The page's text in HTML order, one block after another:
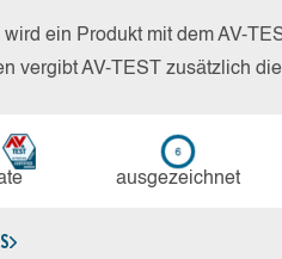
ein Produkt mit dem AV-
vergibt AV-TEST zusätzlich
aus­ge­zeich­net